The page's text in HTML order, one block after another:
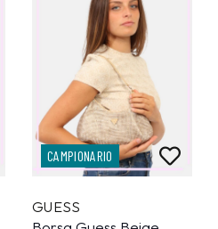
CAMPIONARIO
GUESS